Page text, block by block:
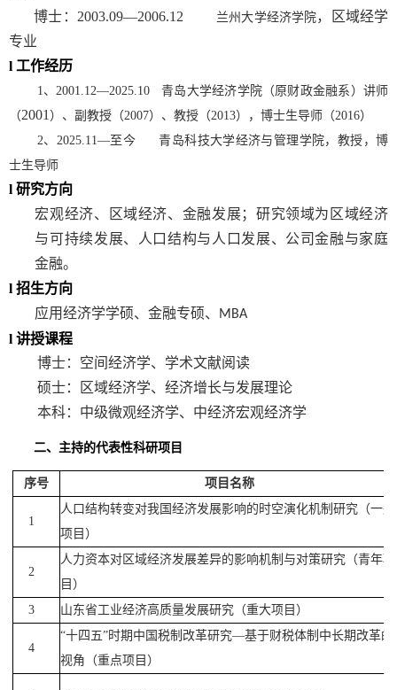
博士： 2003.09—2006.12 兰州大学经济学院，区域经学
专业
l 工作经历
1 、 2001.12—2025.10青岛大学经济学院（原财政金融系）讲师
（2001 ）、副教授（2007）、教授（2013），博士生导师（2016）
2、 2025.11 —至今 青岛科技大学经济与管理学院，教授，博
士生导师
l 研究方向
宏观经济、区域经济、金融发展； 研究领域为 区域经济
与可持续发展、
人口结构与人口发展、 公司金融与家庭
金融。
l 招生方向
应用经济学学硕、金融专硕、
MBA
l 讲授课程
博士：空间经济学、学术文献阅读
硕士：区域经济学、经济增长与发展理论
本科：中级微观经济学、中经济宏观经济学
二、 主持的代表性科研项目
序号 项目名称
1
人口结构转变对我国经济发展影响的时空演化机制研究（一般
项目）
2
人力资本对区域经济发展差异的影响机制与对策研究（青年项
目）
3
山东省工业经济高质量发展研究（重大项目）
4
“十四五”时期中国税制改革研究—基于财税体制中长期改革的
视角 （重点项目）